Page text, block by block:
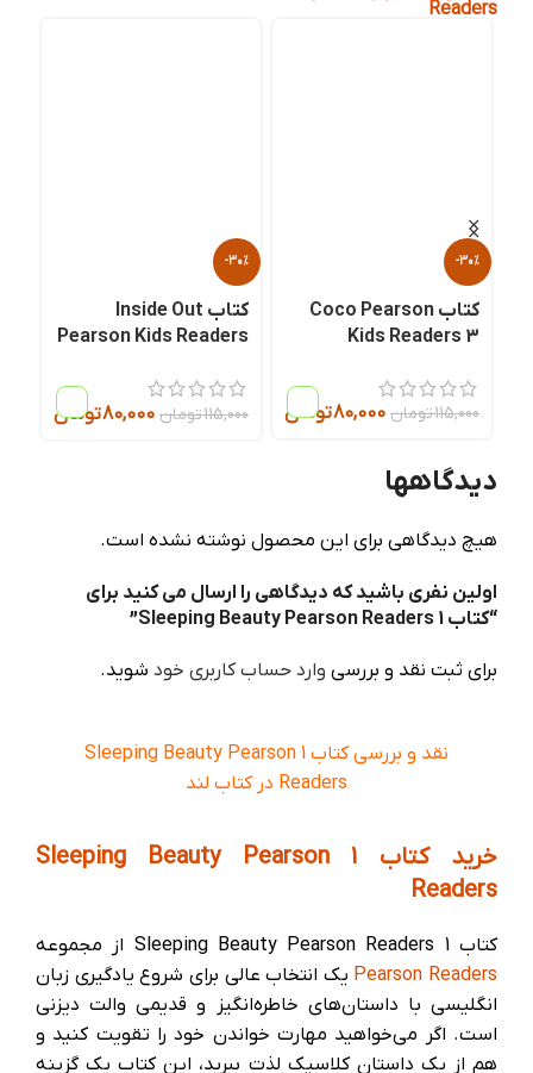
Readers
-30%
کتاب Coco Pearson
Kids Readers 3
115,000تومان 80,000تومان
-30%
کتاب Inside Out
Pearson Kids Readers
115,000تومان 80,000تومان
دیدگاهها
هیچ دیدگاهی برای این محصول نوشته نشده است.
اولین نفری باشید که دیدگاهی را ارسال می کنید برای
“کتاب 1 Sleeping Beauty Pearson Readers”
برای ثبت نقد و بررسی وارد حساب کاربری خود شوید.
نقد و بررسی کتاب 1 Sleeping Beauty Pearson
Readers در کتاب لند
خرید کتاب 1 Sleeping Beauty Pearson
Readers
کتاب 1 Sleeping Beauty Pearson Readers از مجموعه
Pearson Readers یک انتخاب عالی برای شروع یادگیری زبان
انگلیسی با داستان‌های خاطره‌انگیز و قدیمی والت دیزنی
است. اگر می‌خواهید مهارت خواندن خود را تقویت کنید و
هم‌ از یک داستان کلاسیک لذت ببرید، این کتاب یک گزینه